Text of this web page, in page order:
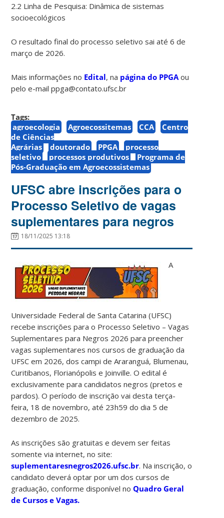
2.2 Linha de Pesquisa: Dinâmica de sistemas
socioecológicos
O resultado final do processo seletivo sai até 6 de
março de 2026.
Mais informações no Edital, na página do PPGA ou
pelo e-mail ppga@contato.ufsc.br
Tags:
agroecologia
Agroecossitemas CCA
Centro
de Ciências
Agrárias
doutorado PPGA
processo
seletivo
processos produtivos
Programa de
Pós-Graduação em Agroecossistemas
UFSC abre inscrições para o
Processo Seletivo de vagas
suplementares para negros
18/11/2025 13:18
A
Universidade Federal de Santa Catarina (UFSC)
recebe inscrições para o Processo Seletivo – Vagas
Suplementares para Negros 2026 para preencher
vagas suplementares nos cursos de graduação da
UFSC em 2026, dos campi de Araranguá, Blumenau,
Curitibanos, Florianópolis e Joinville. O edital é
exclusivamente para candidatos negros (pretos e
pardos). O período de inscrição vai desta terça-
feira, 18 de novembro, até 23h59 do dia 5 de
dezembro de 2025.
As inscrições são gratuitas e devem ser feitas
somente via internet, no site:
suplementaresnegros2026.ufsc.br. Na inscrição, o
candidato deverá optar por um dos cursos de
graduação, conforme disponível noQuadro Geral
de Cursos e Vagas.